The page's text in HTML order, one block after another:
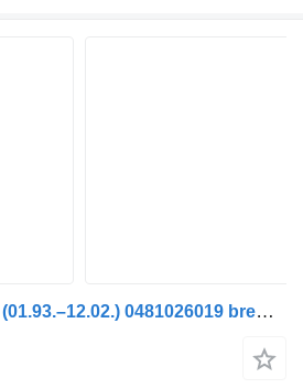
Bosch FH12 1. sērija (01.93.–12.02.) 0481026019 bremžu regulētājvārsts paredzēts Volvo FH12, FH16, NH12, FH, VNL780 (1993-2014) kravas automašīnas